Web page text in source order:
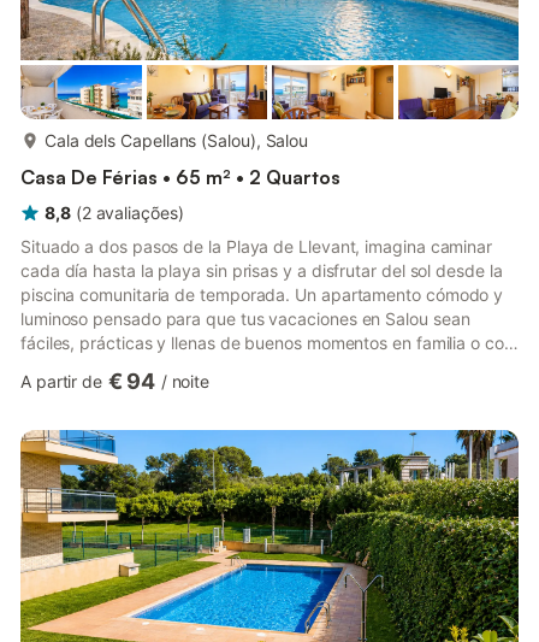
Cala dels Capellans (Salou), Salou
Casa De Férias • 65 m² • 2 Quartos
8,8 (2 avaliações)
Situado a dos pasos de la Playa de Llevant, imagina caminar
cada día hasta la playa sin prisas y a disfrutar del sol desde la
piscina comunitaria de temporada. Un apartamento cómodo y
luminoso pensado para que tus vacaciones en Salou sean
fáciles, prácticas y llenas de buenos momentos en familia o con
con vistas al mar. Dormitorio 1: Cama matrimonio Dormitorio 2: 2
equipada Estás a un click de tus vacaciones en la Costa
Daurada. ¡Reserva ahora! INFORMACIÓN IMPORTANTE A
TENER EN...
A partir de € 94 / noite